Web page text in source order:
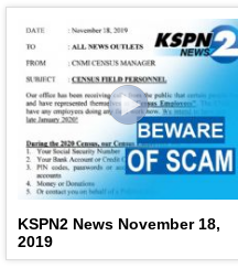
KSPN2 News November 18,
2019